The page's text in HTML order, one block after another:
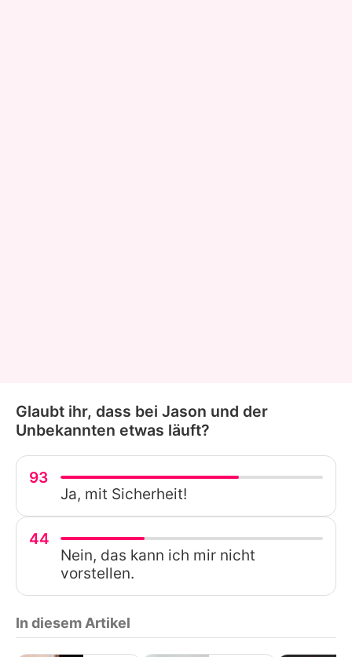
Glaubt ihr, dass bei Jason und der
Unbekannten etwas läuft?
93
Ja, mit Sicherheit!
44
Nein, das kann ich mir nicht
vorstellen.
In diesem Artikel